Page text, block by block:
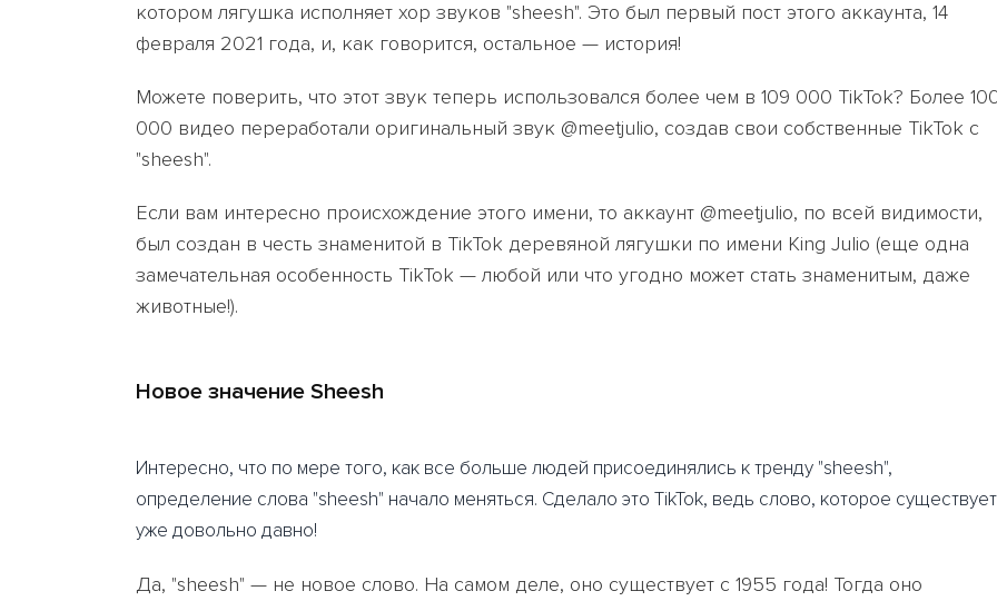
котором лягушка исполняет хор звуков "sheesh". Это был первый пост этого аккаунта, 14
февраля 2021 года, и, как говорится, остальное — история!
Можете поверить, что этот звук теперь использовался более чем в 109 000 TikTok? Более
000 видео переработали оригинальный звук @meetjulio, создав свои собственные TikTok с
"sheesh".
Если вам интересно происхождение этого имени, то аккаунт @meetjulio, по всей видимости,
был создан в честь знаменитой в TikTok деревяной лягушки по имени King Julio (еще одна
замечательная особенность TikTok — любой или что угодно может стать знаменитым, даже
животные!).
Новое значение Sheesh
Интересно, что по мере того, как все больше людей присоединялись к тренду "sheesh",
определение слова "sheesh" начало меняться. Сделало это TikTok, ведь слово, которое существует
уже довольно давно!
Да, "sheesh" — не новое слово. На самом деле, оно существует с 1955 года! Тогда оно